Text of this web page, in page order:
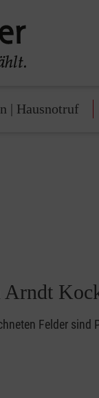
| Hausnotruf
Arndt
Felder